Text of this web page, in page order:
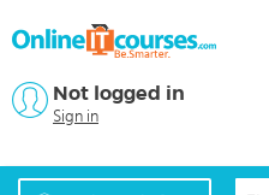
Not logged in
Sign in